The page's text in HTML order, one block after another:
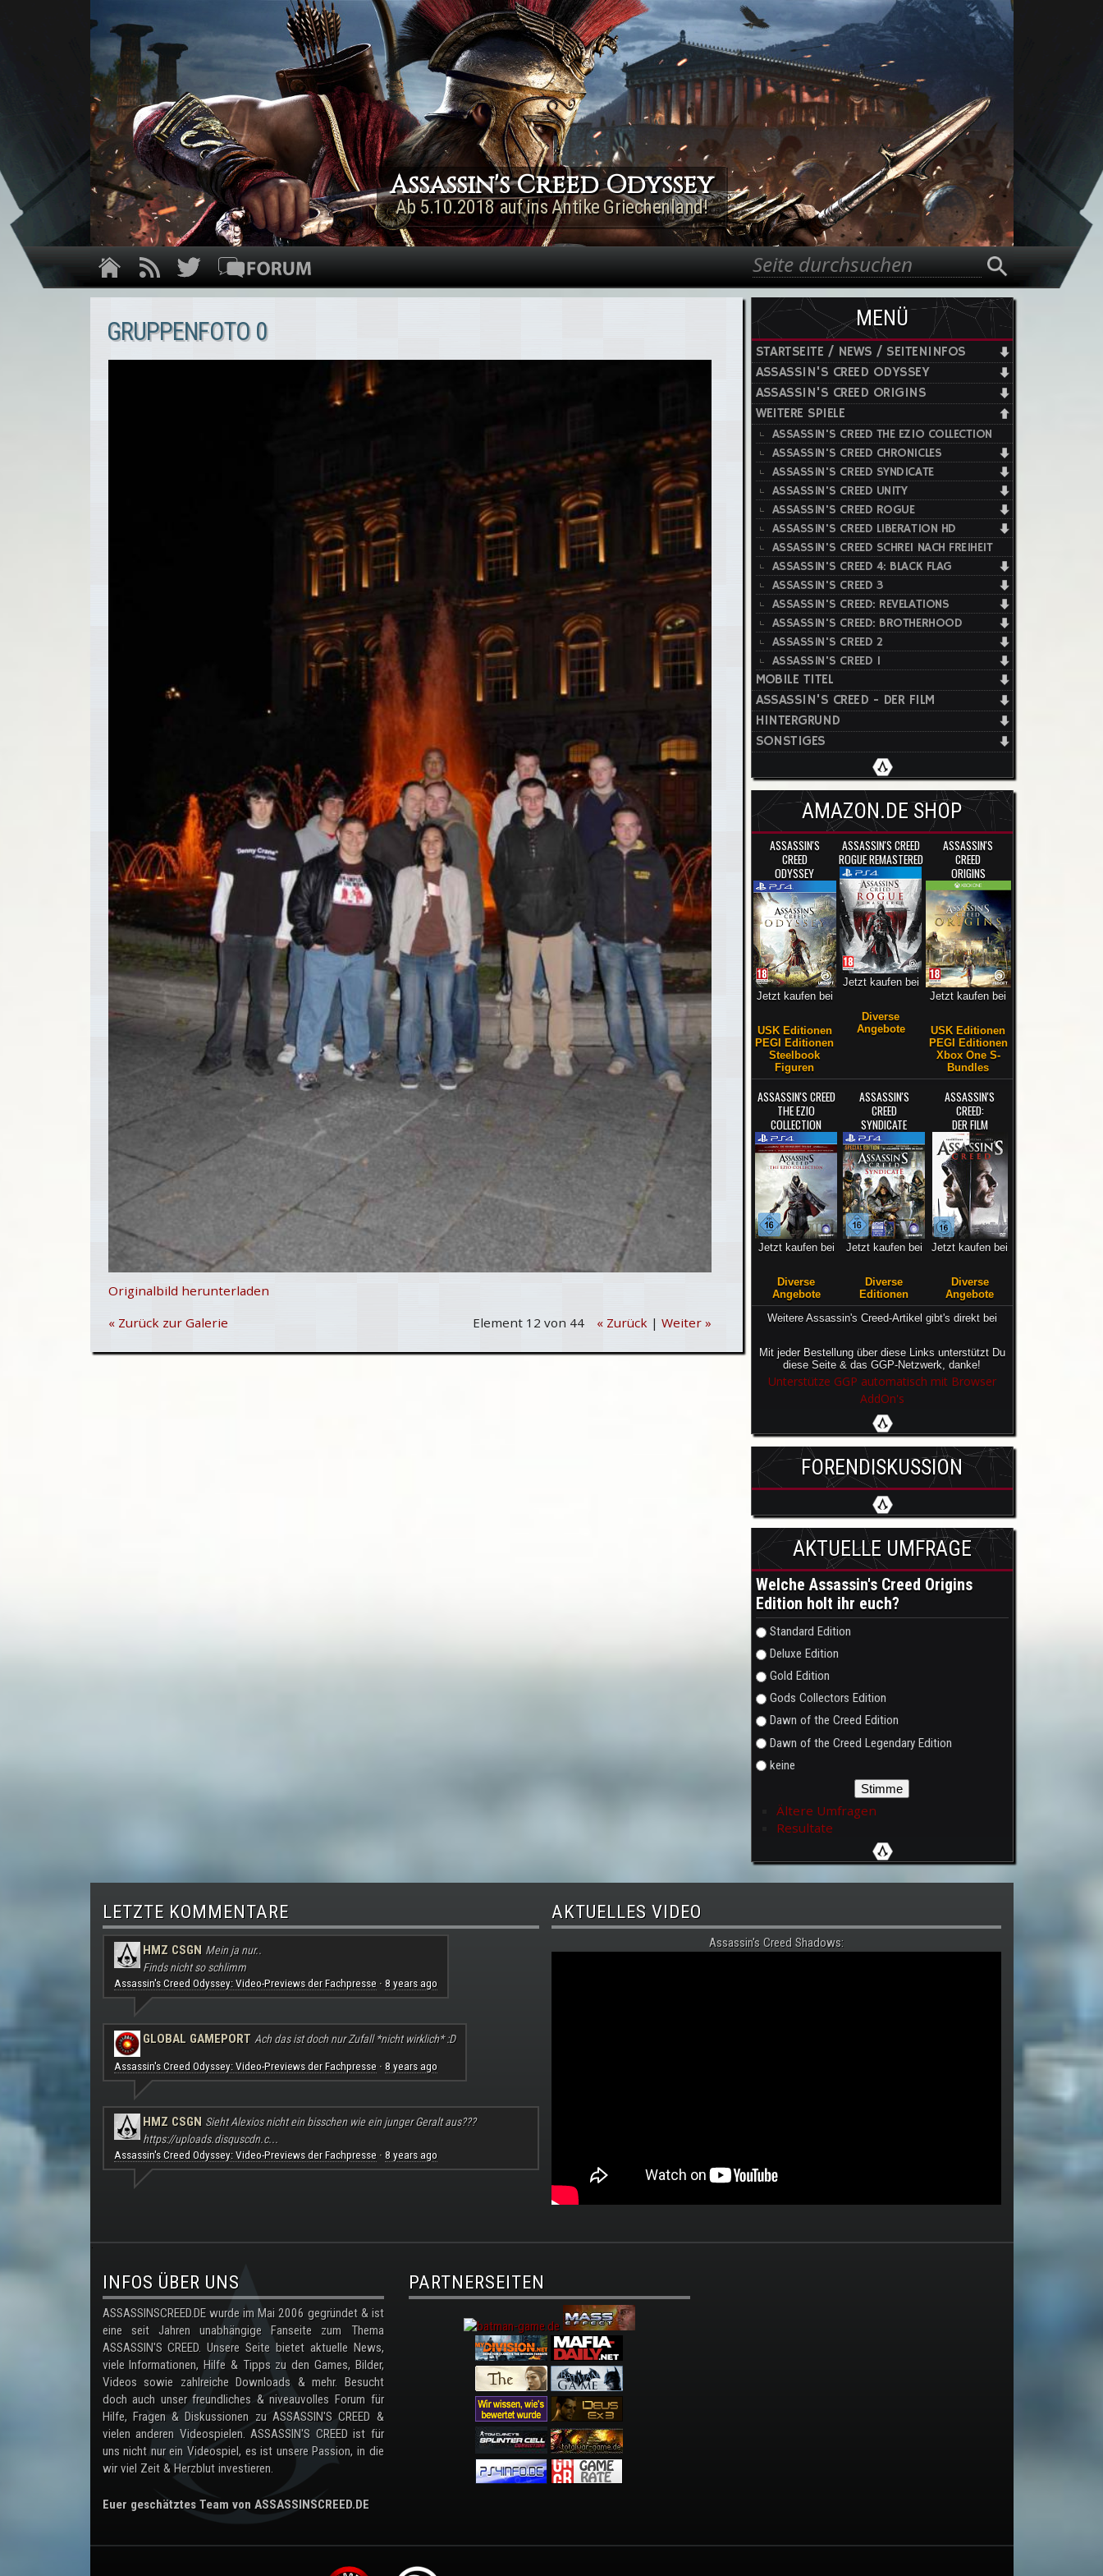
Direkt zum Inhalt
Assassin's Creed Rogue
Remastered
Jetzt für PS4 & Xbox One!
Suchformular
Suche
GRUPPENFOTO 0
Originalbild herunterladen
« Zurück zur Galerie
Element 12 von 44 « Zurück |Weiter »
MENÜ
STARTSEITE / NEWS / SEITENINFOS
ASSASSIN'S CREED ODYSSEY
ASSASSIN'S CREED ORIGINS
WEITERE SPIELE
ASSASSIN'S CREED THE EZIO COLLECTION
ASSASSIN'S CREED CHRONICLES
ASSASSIN'S CREED SYNDICATE
ASSASSIN'S CREED UNITY
ASSASSIN'S CREED ROGUE
ASSASSIN'S CREED LIBERATION HD
ASSASSIN'S CREED SCHREI NACH FREIHEIT
ASSASSIN'S CREED 4: BLACK FLAG
ASSASSIN'S CREED 3
ASSASSIN'S CREED: REVELATIONS
ASSASSIN'S CREED: BROTHERHOOD
ASSASSIN'S CREED 2
ASSASSIN'S CREED 1
MOBILE TITEL
ASSASSIN'S CREED - DER FILM
HINTERGRUND
SONSTIGES
AMAZON.DE SHOP
ASSASSIN'S
CREED
ODYSSEY
Jetzt kaufen bei
USK Editionen
PEGI Editionen
Steelbook
Figuren
ASSASSIN'S CREED
ROGUE REMASTERED
Jetzt kaufen bei
Diverse
Angebote
ASSASSIN'S
CREED
ORIGINS
Jetzt kaufen bei
USK Editionen
PEGI Editionen
Xbox One S-
Bundles
ASSASSIN'S CREED
THE EZIO
COLLECTION
Jetzt kaufen bei
Diverse
Angebote
ASSASSIN'S
CREED
SYNDICATE
Jetzt kaufen bei
Diverse
Editionen
ASSASSIN'S
CREED:
DER FILM
Jetzt kaufen bei
Diverse
Angebote
Weitere Assassin's Creed-Artikel gibt's direkt bei
Mit jeder Bestellung über diese Links unterstützt Du
diese Seite & das GGP-Netzwerk, danke!
Unterstütze GGP automatisch mit Browser
AddOn's
FORENDISKUSSION
AKTUELLE UMFRAGE
Welche Assassin's Creed Origins
Edition holt ihr euch?
Auswahlmöglichkeiten
Standard Edition
Deluxe Edition
Gold Edition
Gods Collectors Edition
Dawn of the Creed Edition
Dawn of the Creed Legendary Edition
keine
Ältere Umfragen
Resultate
LETZTE KOMMENTARE
HMZ CSGN Mein ja nur..
Finds nicht so schlimm
Assassin's Creed Odyssey: Video-Previews der Fachpresse· 8 years ago
GLOBAL GAMEPORT Ach das ist doch nur Zufall *nicht wirklich* :D
Assassin's Creed Odyssey: Video-Previews der Fachpresse· 8 years ago
HMZ CSGN Sieht Alexios nicht ein bisschen wie ein junger Geralt aus???
https://uploads.disquscdn.c...
Assassin's Creed Odyssey: Video-Previews der Fachpresse· 8 years ago
AKTUELLES VIDEO
Assassin's Creed Shadows:
.
INFOS ÜBER UNS
ASSASSINSCREED.DE wurde im Mai 2006 gegründet & ist
eine seit Jahren unabhängige Fanseite zum Thema
ASSASSIN'S CREED. Unsere Seite bietet aktuelle News,
viele Informationen, Hilfe & Tipps zu den Games, Bilder,
Videos sowie zahlreiche Downloads & mehr. Besucht
doch auch unser freundliches & niveauvolles Forum für
Hilfe, Fragen & Diskussionen zu ASSASSIN'S CREED &
vielen anderen Videospielen. ASSASSIN'S CREED ist für
uns nicht nur ein Videospiel, es ist unsere Passion, in die
wir viel Zeit & Herzblut investieren.
Euer geschätztes Team von ASSASSINSCREED.DE
PARTNERSEITEN